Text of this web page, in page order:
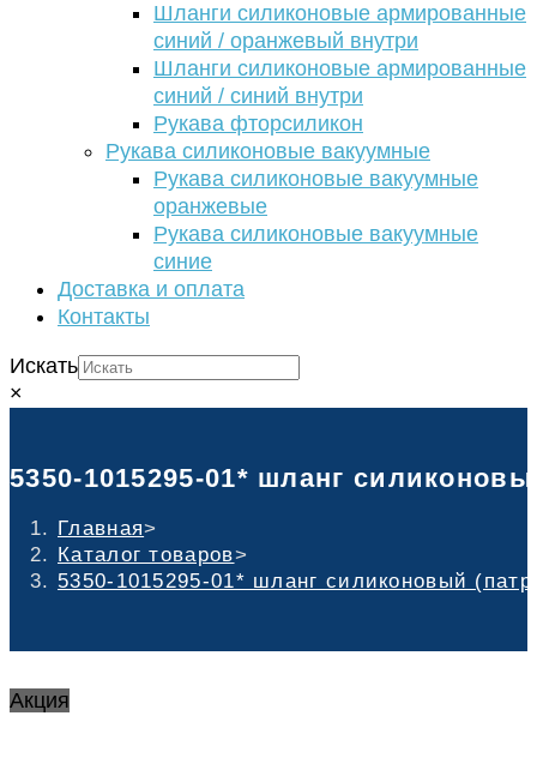
Шланги силиконовые армированные
синий / оранжевый внутри
Шланги силиконовые армированные
синий / синий внутри
Рукава фторсиликон
Рукава силиконовые вакуумные
Рукава силиконовые вакуумные
оранжевые
Рукава силиконовые вакуумные
синие
Доставка и оплата
Контакты
Искать
×
5350-1015295-01* шланг
Главная>
Каталог товаров>
5350-1015295-01* шланг силиконовый
Акция